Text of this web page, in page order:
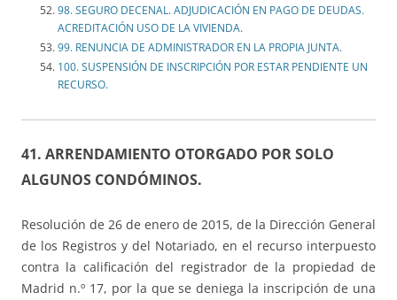
98. SEGURO DECENAL. ADJUDICACIÓN EN PAGO DE DEUDAS.
ACREDITACIÓN USO DE LA VIVIENDA.
99. RENUNCIA DE ADMINISTRADOR EN LA PROPIA JUNTA.
100. SUSPENSIÓN DE INSCRIPCIÓN POR ESTAR PENDIENTE UN
RECURSO.
41. ARRENDAMIENTO OTORGADO POR SOLO
ALGUNOS CONDÓMINOS.
Resolución de 26 de enero de 2015, de la Dirección General
de los Registros y del Notariado, en el recurso interpuesto
contra la calificación del registrador de la propiedad de
Madrid n.º 17, por la que se deniega la inscripción de una